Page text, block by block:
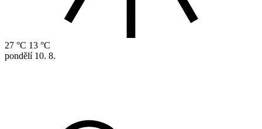
27 °C 13 °C
pondělí 10. 8.